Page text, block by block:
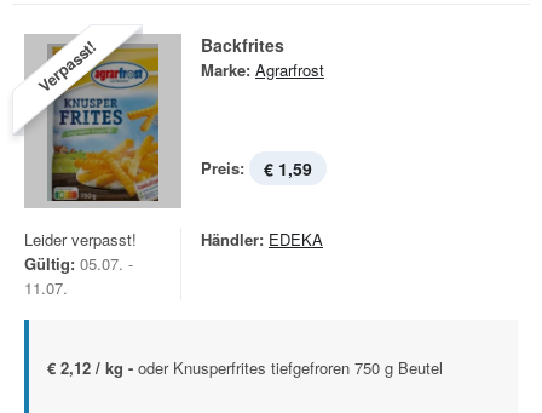
Verpasst! Backfrites
Marke: Agrarfrost
Preis: € 1,59
Leider verpasst!
Gültig: 05.07. -
11.07.
Händler: EDEKA
€ 2,12 / kg - oder Knusperfrites tiefgefroren 750 g Beutel